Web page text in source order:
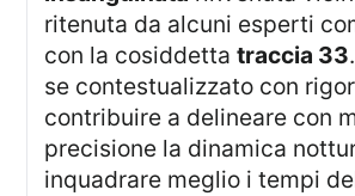
ritenuta da alcuni esperti
con la cosiddettatraccia 33
se contestualizzato con
contribuire a delineare con
precisione la dinamica
inquadrare meglio i tempi